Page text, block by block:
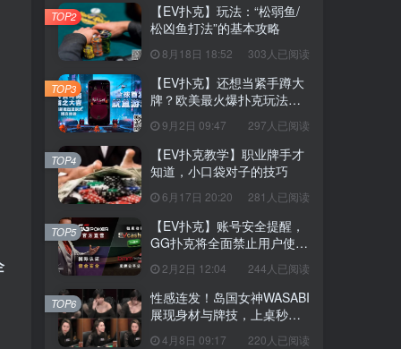
【EV扑克】玩法：“松弱鱼/
松凶鱼打法”的基本攻略
8月18日 18:52 303人已阅读
TOP2
【EV扑克】还想当紧手蹲大
牌？欧美最火爆扑克玩法
9月2日 09:47 297人已阅读
TOP3
【EV扑克教学】职业牌手才
知道，小口袋对子的技巧
6月17日 20:20 281人已阅读
TOP4
【EV扑克】账号安全提醒，
GG扑克将全面禁止用户使用
任何「模拟器」及「越狱手
机」运行游戏
2月2日 12:04 244人已阅读
TOP5
性感连发！岛国女神WASABI
展现身材与牌技，上桌秒清
4月8日 09:17 220人已阅读
TOP6